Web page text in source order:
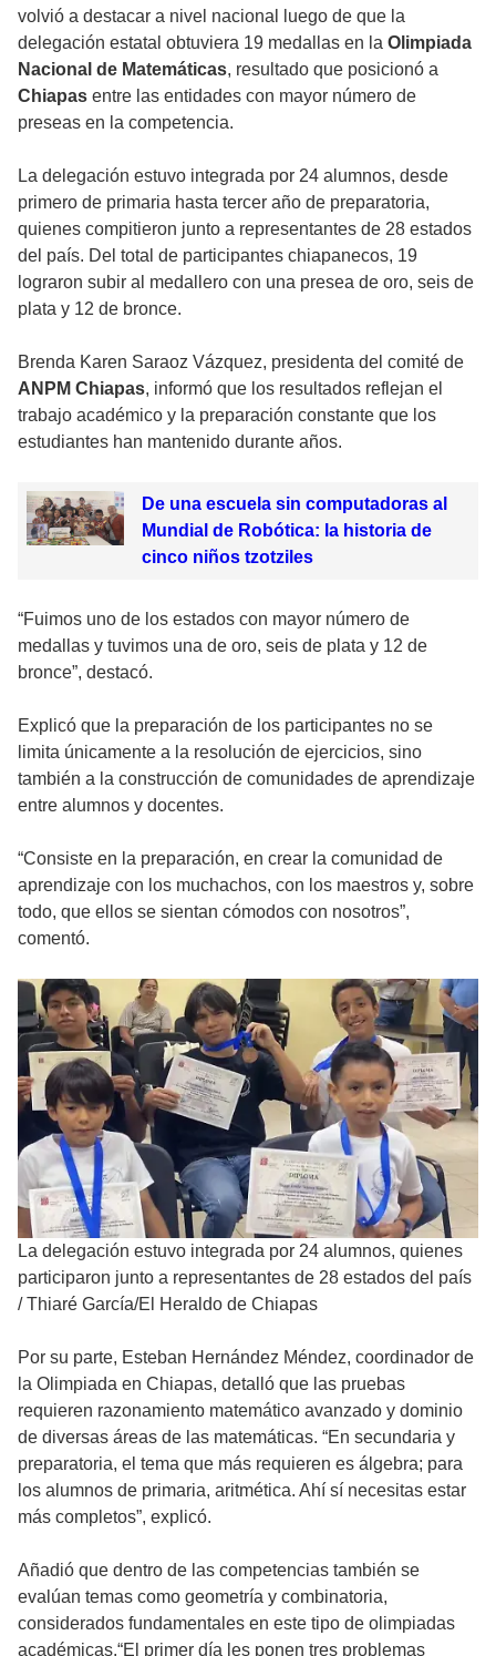
volvió a destacar a nivel nacional luego de que la
delegación estatal obtuviera 19 medallas en la Olimpiada
Nacional de Matemáticas, resultado que posicionó a
Chiapas entre las entidades con mayor número de
preseas en la competencia.
La delegación estuvo integrada por 24 alumnos, desde
primero de primaria hasta tercer año de preparatoria,
quienes compitieron junto a representantes de 28 estados
del país. Del total de participantes chiapanecos, 19
lograron subir al medallero con una presea de oro, seis de
plata y 12 de bronce.
Brenda Karen Saraoz Vázquez, presidenta del comité de
ANPM Chiapas, informó que los resultados reflejan el
trabajo académico y la preparación constante que los
estudiantes han mantenido durante años.
De una escuela sin computadoras al
Mundial de Robótica: la historia de
cinco niños tzotziles
“Fuimos uno de los estados con mayor número de
medallas y tuvimos una de oro, seis de plata y 12 de
bronce”, destacó.
Explicó que la preparación de los participantes no se
limita únicamente a la resolución de ejercicios, sino
también a la construcción de comunidades de aprendizaje
entre alumnos y docentes.
“Consiste en la preparación, en crear la comunidad de
aprendizaje con los muchachos, con los maestros y, sobre
todo, que ellos se sientan cómodos con nosotros”,
comentó.
La delegación estuvo integrada por 24 alumnos, quienes
participaron junto a representantes de 28 estados del país
/Thiaré García/El Heraldo de Chiapas
Por su parte, Esteban Hernández Méndez, coordinador de
la Olimpiada en Chiapas, detalló que las pruebas
requieren razonamiento matemático avanzado y dominio
de diversas áreas de las matemáticas. “En secundaria y
preparatoria, el tema que más requieren es álgebra; para
los alumnos de primaria, aritmética. Ahí sí necesitas estar
más completos”, explicó.
Añadió que dentro de las competencias también se
evalúan temas como geometría y combinatoria,
considerados fundamentales en este tipo de olimpiadas
académicas.“El primer día les ponen tres problemas